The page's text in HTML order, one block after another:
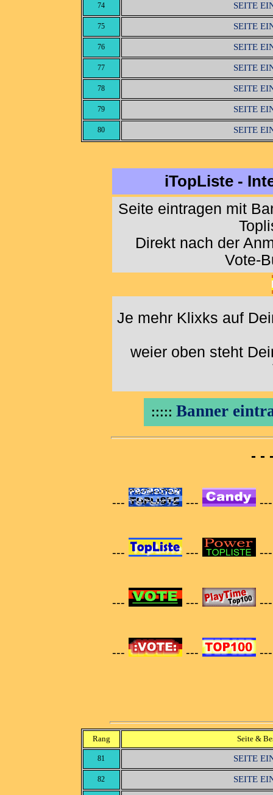
74 SEITE
75 SEITE
76 SEITE
77 SEITE
78 SEITE
79 SEITE
80 SEITE
iTopListe -
Seite eintragen mit
Direkt nach der
Vote-
Je mehr Klixks auf
weier oben steht
::::: Banner
- -
--- ---
--- ---
--- ---
--- ---
Rang Seite &
81 SEITE
82 SEITE